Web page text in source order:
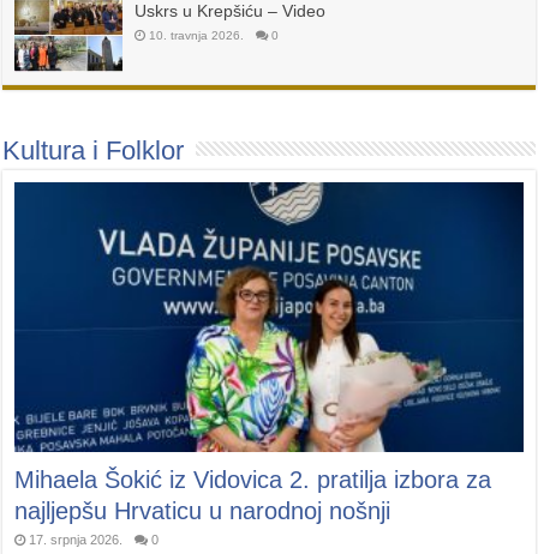
Uskrs u Krepšiću – Video
10. travnja 2026. 0
Kultura i Folklor
Mihaela Šokić iz Vidovica 2. pratilja izbora za
najljepšu Hrvaticu u narodnoj nošnji
17. srpnja 2026. 0